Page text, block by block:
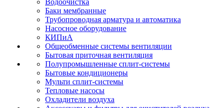
Водоочистка
Баки мембранные
Трубопроводная арматура и автоматика
Насосное оборудование
КИПиА
Общеобменные системы вентиляции
Бытовая приточная вентиляция
Полупромышленные сплит-системы
Бытовые кондиционеры
Мульти сплит-системы
Тепловые насосы
Охладители воздуха